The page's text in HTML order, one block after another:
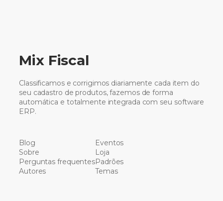
Mix Fiscal
Classificamos e corrigimos diariamente cada item do
seu cadastro de produtos, fazemos de forma
automática e totalmente integrada com seu software
ERP.
Blog
Sobre
Perguntas frequentes
Autores
Eventos
Loja
Padrões
Temas